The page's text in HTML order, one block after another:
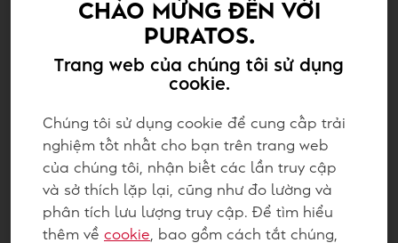
CHÀO MỪNG ĐẾN VỚI
PURATOS.
Trang web của chúng tôi sử dụng
cookie.
Chúng tôi sử dụng cookie để cung cấp trải
nghiệm tốt nhất cho bạn trên trang web
của chúng tôi, nhận biết các lần truy cập
và sở thích lặp lại, cũng như đo lường và
phân tích lưu lượng truy cập. Để tìm hiểu
thêm về cookie, bao gồm cách tắt chúng,